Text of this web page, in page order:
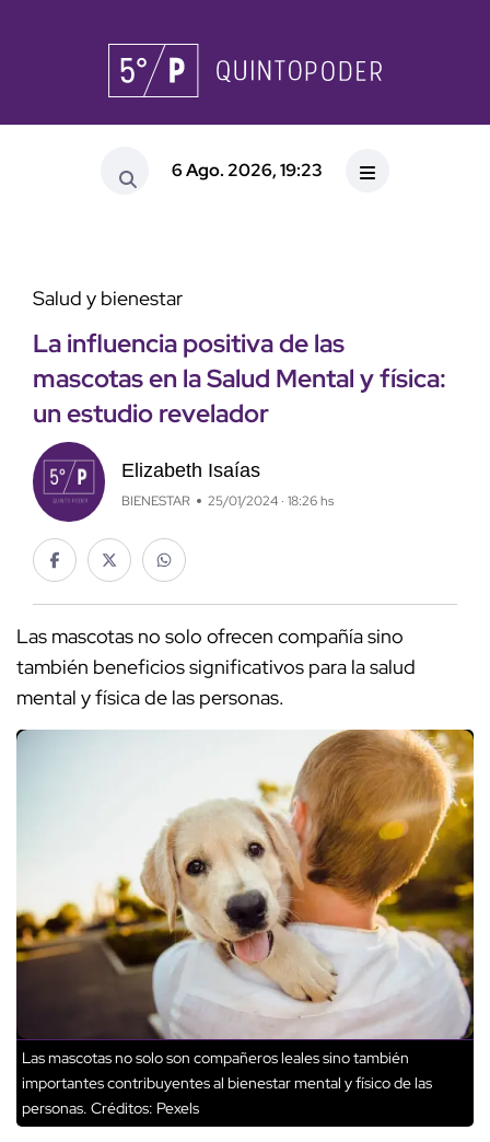
6 Ago. 2026, 19:23
Salud y bienestar
La influencia positiva de las
mascotas en la Salud Mental y física:
un estudio revelador
Elizabeth Isaías
BIENESTAR 25/01/2024 · 18:26 hs
Las mascotas no solo ofrecen compañía sino
también beneficios significativos para la salud
mental y física de las personas.
Las mascotas no solo son compañeros leales sino también
importantes contribuyentes al bienestar mental y físico de las
personas. Créditos: Pexels